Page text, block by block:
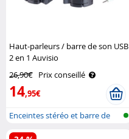
Haut-parleurs / barre de son USB
2 en 1 Auvisio
26,90€ Prix conseillé
14,95€
Enceintes stéréo et barre de
son